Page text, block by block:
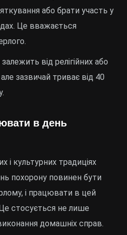
або брати участь у
Це вважається
від релігійних або
зазвичай триває від 40
в день
і культурних традиціях
похорону повинен бути
і працювати в цей
стосується не лише
домашніх справ.